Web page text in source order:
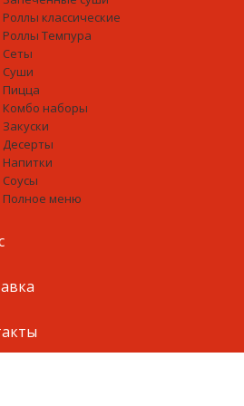
Роллы классические
Роллы Темпура
Сеты
Суши
Пицца
Комбо наборы
Закуски
Десерты
Напитки
Соусы
Полное меню